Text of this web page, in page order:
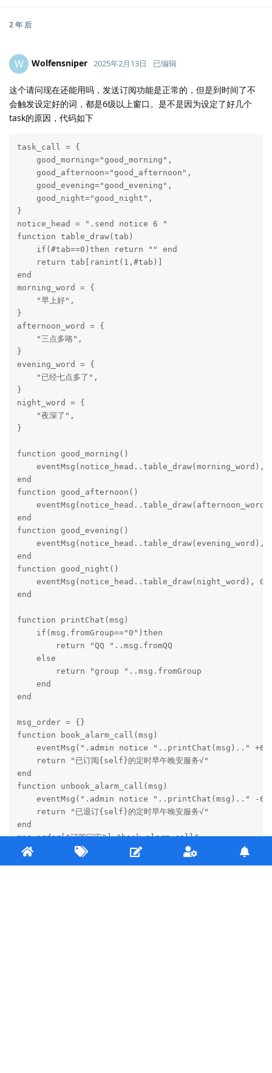
2 年 后
W Wolfensniper 2025年2月13日 已编辑
这个请问现在还能用吗，发送订阅功能是正常的，但是到时间了不
会触发设定好的词，都是6级以上窗口。是不是因为设定了好几个
task的原因，代码如下
task_call = {
    good_morning="good_morning",
    good_afternoon="good_afternoon",
    good_evening="good_evening",
    good_night="good_night",
}
notice_head = ".send notice 6 "
function table_draw(tab)
    if(#tab==0)then return "" end
    return tab[ranint(1,#tab)]
end
morning_word = {
    "早上好",
}
afternoon_word = {
    "三点多咯",
}
evening_word = {
    "已经七点多了",
}
night_word = {
    "夜深了",
}
function good_morning()
eventMsg(notice_head..table_draw(morning_word),
end
function good_afternoon()
end
function good_evening()
eventMsg(notice_head..table_draw(evening_word),
end
function good_night()
eventMsg(notice_head..table_draw(night_word),
end
function printChat(msg)
    if(msg.fromGroup=="0")then
        return "QQ "..msg.fromQQ
    else
        return "group "..msg.fromGroup
    end
end
msg_order = {}
function book_alarm_call(msg)
eventMsg(".admin notice "..printChat(msg).."
    return "已订阅{self}的定时早午晚安服务√"
end
function unbook_alarm_call(msg)
eventMsg(".admin notice "..printChat(msg).." -
    return "已退订{self}的定时早午晚安服务√"
end
msg_order["订阅问安"]="book_alarm_call"
msg_order["退订问安"]="unbook_alarm_call"